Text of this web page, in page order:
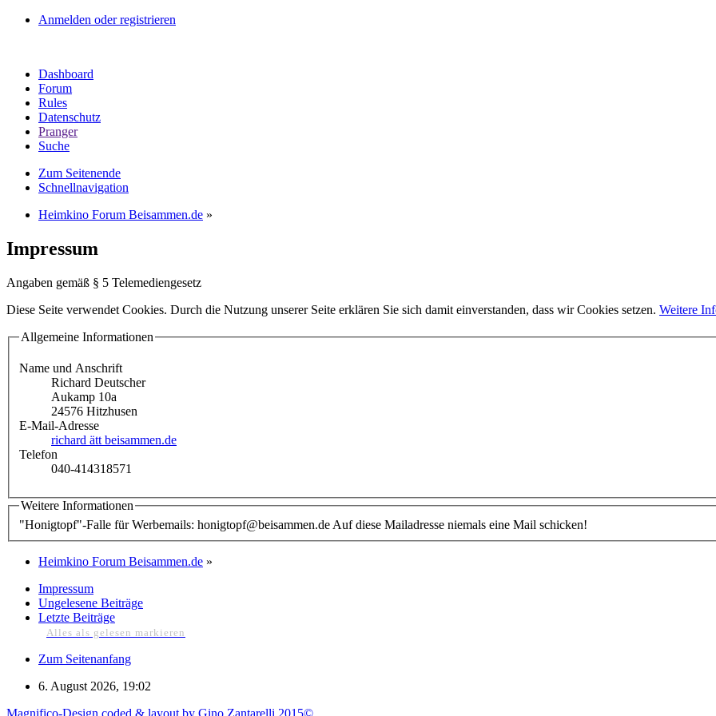
Anmelden oder registrieren
Dashboard
Forum
Rules
Datenschutz
Pranger
Suche
Zum Seitenende
Schnellnavigation
Heimkino Forum Beisammen.de »
Impressum
Angaben gemäß § 5 Telemediengesetz
Diese Seite verwendet Cookies. Durch die Nutzung unserer Seite erklären Sie sich damit einverstanden, dass wir Cookies setzen. Weitere
Allgemeine Informationen
Name und Anschrift
Richard Deutscher
Aukamp 10a
24576 Hitzhusen
E-Mail-Adresse
richard ätt beisammen.de
Telefon
040-414318571
Weitere Informationen
"Honigtopf"-Falle für Werbemails: honigtopf@beisammen.de Auf diese Mailadresse niemals eine Mail schicken!
Heimkino Forum Beisammen.de »
Impressum
Ungelesene Beiträge
Letzte Beiträge
Alles als gelesen markieren
Zum Seitenanfang
6. August 2026, 19:02
Magnifico-Design coded & layout by Gino Zantarelli 2015©